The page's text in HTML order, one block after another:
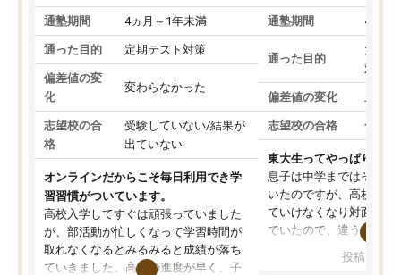
通塾期間 4ヵ月～1年未満
通った目的 定期テスト対策
偏差値の変
化
変わらなかった
志望校の合
格
受験していない/結果が
出ていない
オンラインだからこそ毎日利用でき学
習習慣がついています。
高校入学してすぐは頑張っていました
が、部活動が忙しくなって学習時間が
取れなくなるとみるみると成績が落ち
ていきました。高校の進度が早く、子
通塾期間 4ヵ月
通った目的
大学
対策
偏差値の変化
志望校の合格 合格
東大生ってやっぱりすご
息子は中学まではそこそ
いたのですが、高校に入
ていけなくなり対面の塾
でいたので、違うアプロ
で、当初は模試でD判定
投稿日：